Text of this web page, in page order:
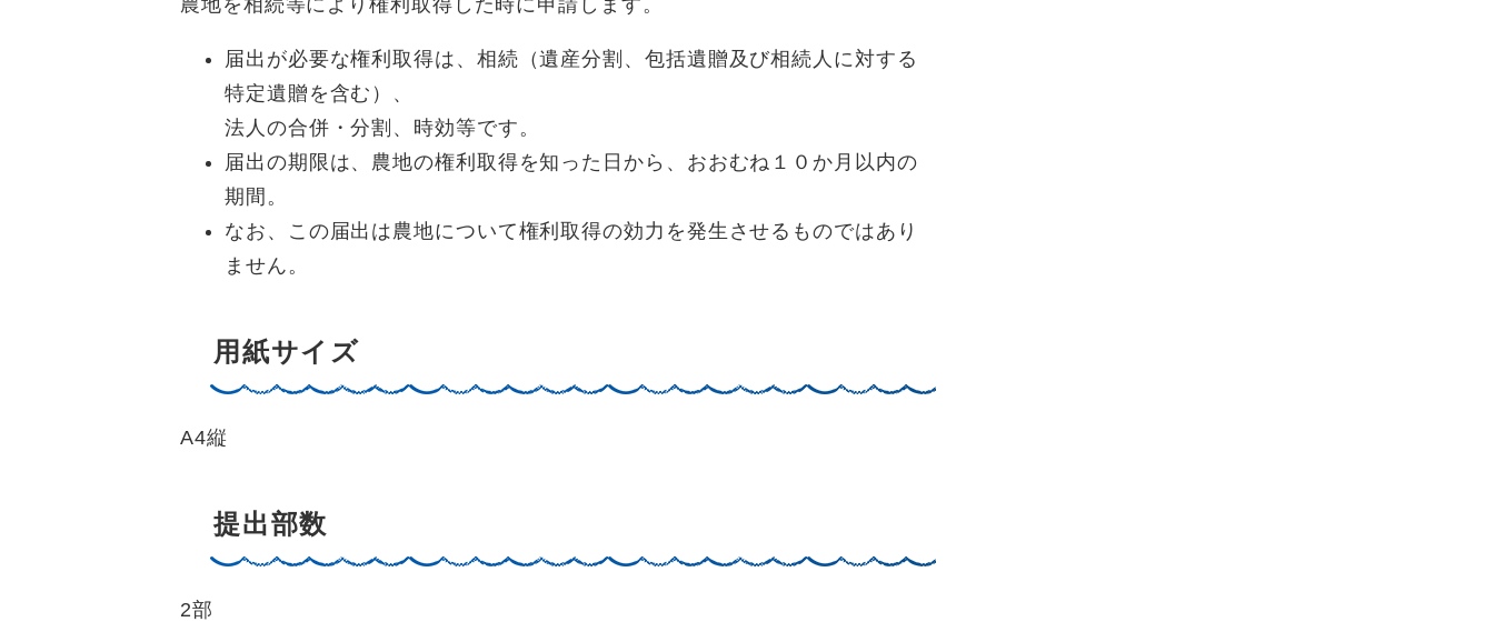
届出が必要な権利取得は、相続（遺産分割、包括遺贈及び相続人に対する
特定遺贈を含む）、
法人の合併・分割、時効等です。
届出の期限は、農地の権利取得を知った日から、おおむね１０か月以内の
期間。
なお、この届出は農地について権利取得の効力を発生させるものではあり
ません。
用紙サイズ
A4縦
提出部数
2部